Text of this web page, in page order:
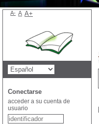
A- A A+
Conectarse
acceder a su cuenta de
usuario